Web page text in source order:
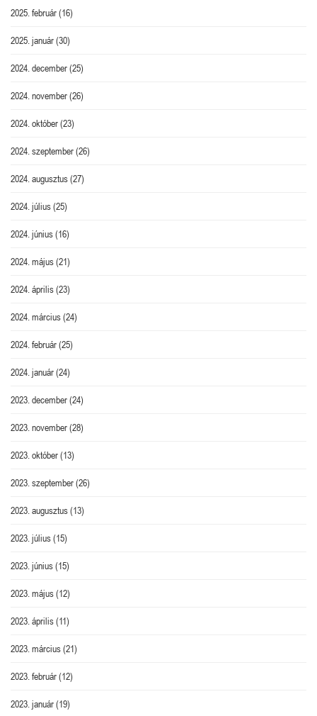
2025. február(16)
2025. január(30)
2024. december(25)
2024. november(26)
2024. október(23)
2024. szeptember(26)
2024. augusztus(27)
2024. július(25)
2024. június(16)
2024. május(21)
2024. április(23)
2024. március(24)
2024. február(25)
2024. január(24)
2023. december(24)
2023. november(28)
2023. október(13)
2023. szeptember(26)
2023. augusztus(13)
2023. július(15)
2023. június(15)
2023. május(12)
2023. április(11)
2023. március(21)
2023. február(12)
2023. január(19)